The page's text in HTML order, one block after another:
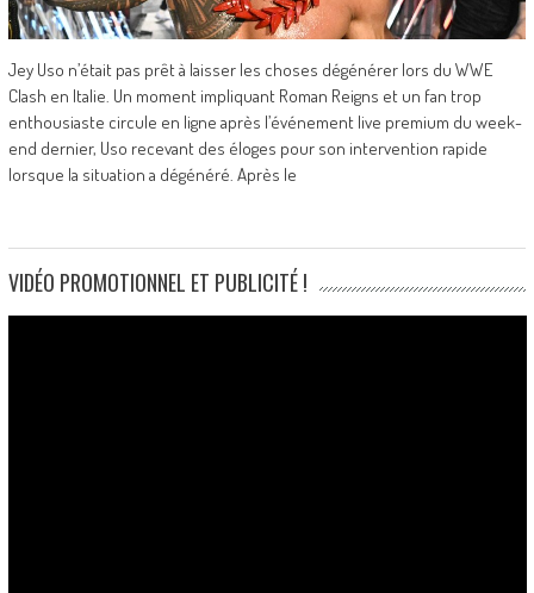
Jey Uso n’était pas prêt à laisser les choses dégénérer lors du WWE
Clash en Italie. Un moment impliquant Roman Reigns et un fan trop
enthousiaste circule en ligne après l’événement live premium du week-
end dernier, Uso recevant des éloges pour son intervention rapide
lorsque la situation a dégénéré. Après le
VIDÉO PROMOTIONNEL ET PUBLICITÉ !